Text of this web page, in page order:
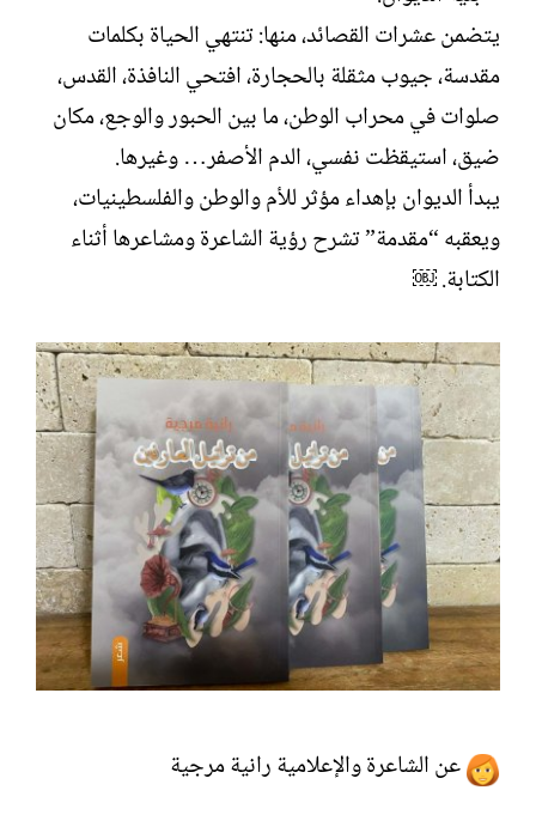
يتضمن عشرات القصائد، منها: تنتهي الحياة بكلمات
مقدسة، جيوب مثقلة بالحجارة، افتحي النافذة، القدس،
صلوات في محراب الوطن، ما بين الحبور والوجع، مكان
ضيق، استيقظت نفسي، الدم الأصفر… وغيرها.
يبدأ الديوان بإهداء مؤثر للأم والوطن والفلسطينيات،
ويعقبه “مقدمة” تشرح رؤية الشاعرة ومشاعرها أثناء
الكتابة. ￼
عن الشاعرة والإعلامية رانية مرجية